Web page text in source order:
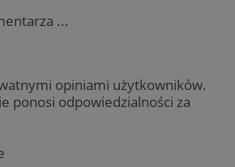
...
opiniami użytkowników.
ponosi odpowiedzialności za